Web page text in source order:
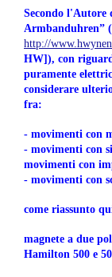
Secondo l'Autore
Armbanduhren”
http://
HW]), con
puramente
considerare
fra:
- movimenti con
- movimenti con
movimenti con
- movimenti con
come riassunto
magnete a due
Hamilton